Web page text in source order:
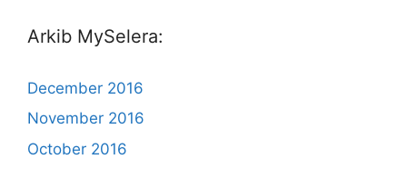
Arkib MySelera:
December 2016
November 2016
October 2016